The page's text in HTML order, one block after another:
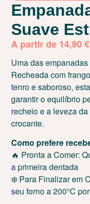
Suave
A partir de 14,90€
Uma das
Recheada com
tenro e saboroso,
garantir o equilíbrio
recheio e a leveza
crocante.
Como prefere
🔥 Pronta a Comer:
a primeira dentada
❄️ Para Finalizar em
seu forno a 200°C